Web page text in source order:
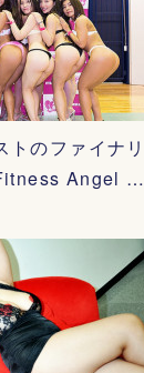
トのファイナリ
Angel …